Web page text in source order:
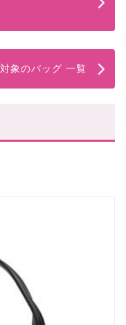
象のバッグ 一覧